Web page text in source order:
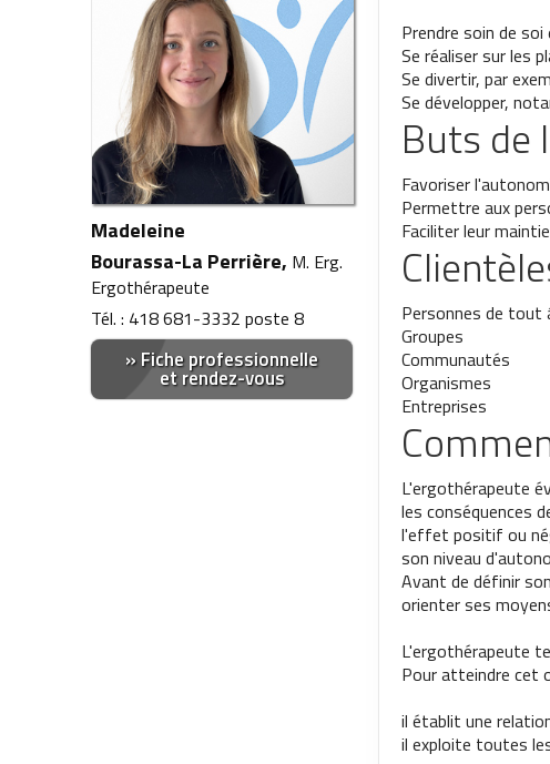
Madeleine
Bourassa-La Perrière, M. Erg.
Ergothérapeute
Tél. : 418 681-3332 poste 8
Fiche professionnelle
et rendez-vous
Prendre soin de
Se réaliser sur les
Se divertir, par
Se développer,
Buts de
Favoriser
Permettre aux
Faciliter leur
Personnes de tout
Groupes
Communautés
Organismes
Entreprises
L'ergothérapeute
les conséquences
l'effet positif ou
son niveau
Avant de définir
orienter ses
L'ergothérapeute
Pour atteindre cet
il établit une
il exploite toutes